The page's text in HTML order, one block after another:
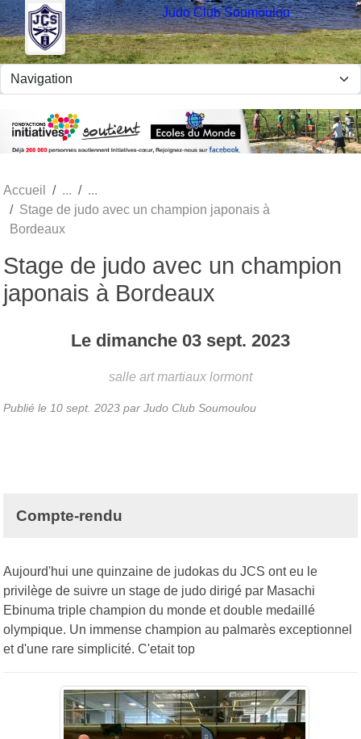
Judo Club Soumoulou
Accueil
Stage de judo avec un champion japonais à
Bordeaux
Stage de judo avec un champion
japonais à Bordeaux
Le dimanche 03 sept. 2023
salle art martiaux lormont
Publié le 10 sept. 2023 par Judo Club Soumoulou
Compte-rendu
Aujourd'hui une quinzaine de judokas du JCS ont eu le
privilège de suivre un stage de judo dirigé par Masachi
Ebinuma triple champion du monde et double medaillé
olympique. Un immense champion au palmarès exceptionnel
et d'une rare simplicité. C'etait top
Panneau de gestion des cookies